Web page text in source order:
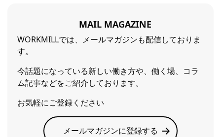
MAIL MAGAZINE
WORKMILLでは、メールマガジンも配信しておりま
す。
今話題になっている新しい働き方や、働く場、コラ
ム記事などをご紹介しております。
お気軽にご登録ください
メールマガジンに登録する